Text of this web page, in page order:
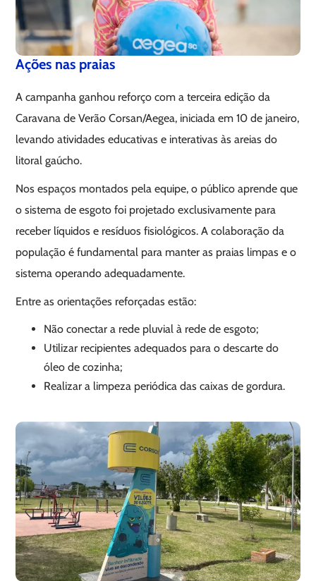
Ações nas praias
A campanha ganhou reforço com a terceira edição da
Caravana de Verão Corsan/Aegea, iniciada em 10 de janeiro,
levando atividades educativas e interativas às areias do
litoral gaúcho.
Nos espaços montados pela equipe, o público aprende que
o sistema de esgoto foi projetado exclusivamente para
receber líquidos e resíduos fisiológicos. A colaboração da
população é fundamental para manter as praias limpas e o
sistema operando adequadamente.
Entre as orientações reforçadas estão:
Não conectar a rede pluvial à rede de esgoto;
Utilizar recipientes adequados para o descarte do
óleo de cozinha;
Realizar a limpeza periódica das caixas de gordura.